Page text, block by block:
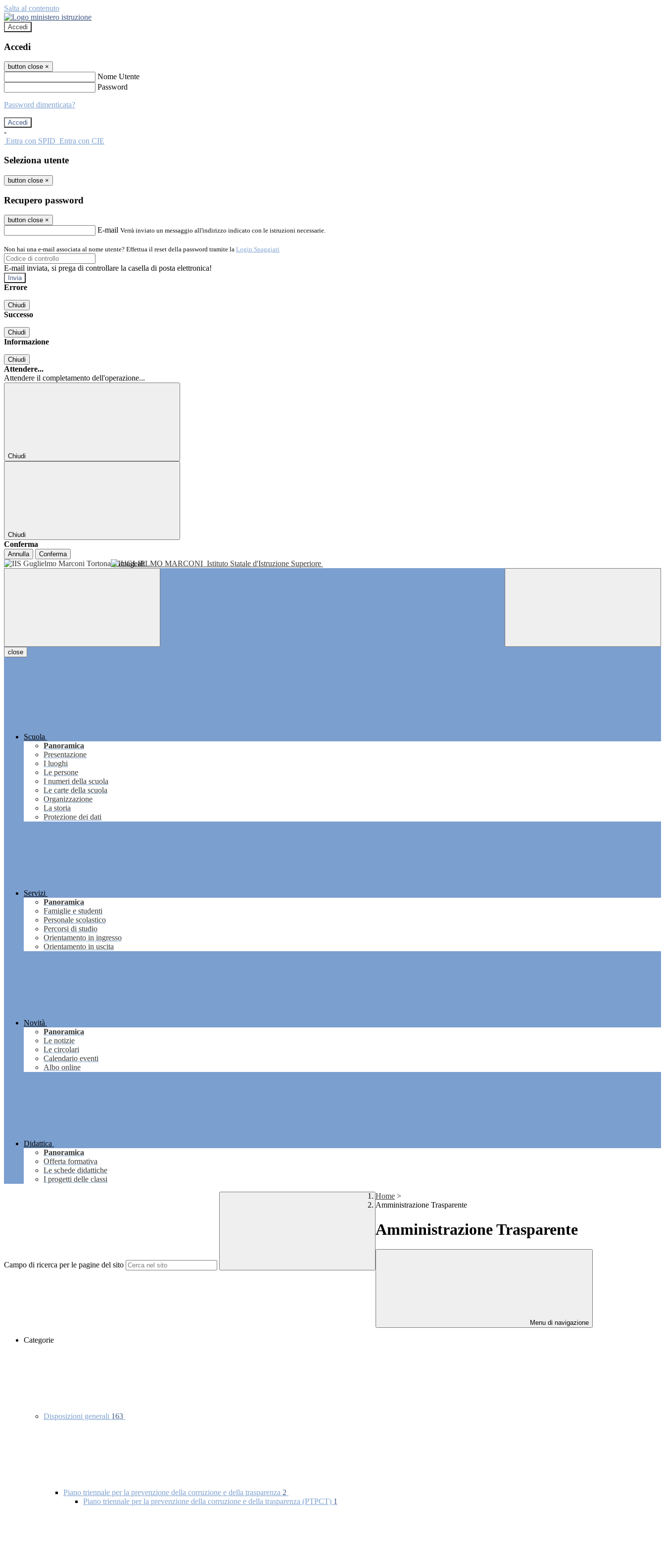
Salta al contenuto
Accedi
Accedi
button close ×
Nome Utente
Password
Password dimenticata?
-
Entra con SPID Entra con CIE
Seleziona utente
button close ×
Recupero password
button close ×
E-mail Verrà inviato un messaggio all'indirizzo indicato con le istruzioni necessarie.
Non hai una e-mail associata al nome utente? Effettua il reset della password tramite la Login Spaggiari
E-mail inviata, si prega di controllare la casella di posta elettronica!
Errore
Chiudi
Successo
Chiudi
Informazione
Chiudi
Attendere...
Attendere il completamento dell'operazione...
Chiudi
Chiudi
Conferma
Annulla Conferma
GUGLIELMO MARCONI Istituto Statale d'Istruzione Superiore
close
Scuola
Panoramica
Presentazione
I luoghi
Le persone
I numeri della scuola
Le carte della scuola
Organizzazione
La storia
Protezione dei dati
Servizi
Panoramica
Famiglie e studenti
Personale scolastico
Percorsi di studio
Orientamento in ingresso
Orientamento in uscita
Novità
Panoramica
Le notizie
Le circolari
Calendario eventi
Albo online
Didattica
Panoramica
Offerta formativa
Le schede didattiche
I progetti delle classi
Campo di ricerca per le pagine del sito
Home >
Amministrazione Trasparente
Amministrazione Trasparente
Menu di navigazione
Categorie
Disposizioni generali 163
Piano triennale per la prevenzione della corruzione e della trasparenza 2
Piano triennale per la prevenzione della corruzione e della trasparenza (PTPCT) 1